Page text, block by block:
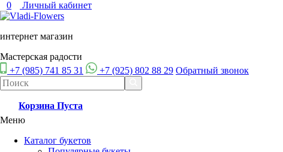
0 Личный кабинет
интернет магазин
Мастерская радости
+7 (985) 741 85 31
+7 (925) 802 88 29 Обратный звонок
Корзина Пуста
Меню
Каталог букетов